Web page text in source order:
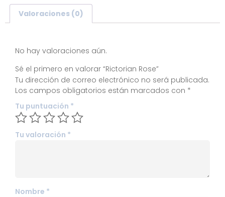
Valoraciones (0)
No hay valoraciones aún.
Sé el primero en valorar “Rictorian Rose”
Tu dirección de correo electrónico no será publicada.
Los campos obligatorios están marcados con *
Tu puntuación *
Tu valoración *
Nombre *